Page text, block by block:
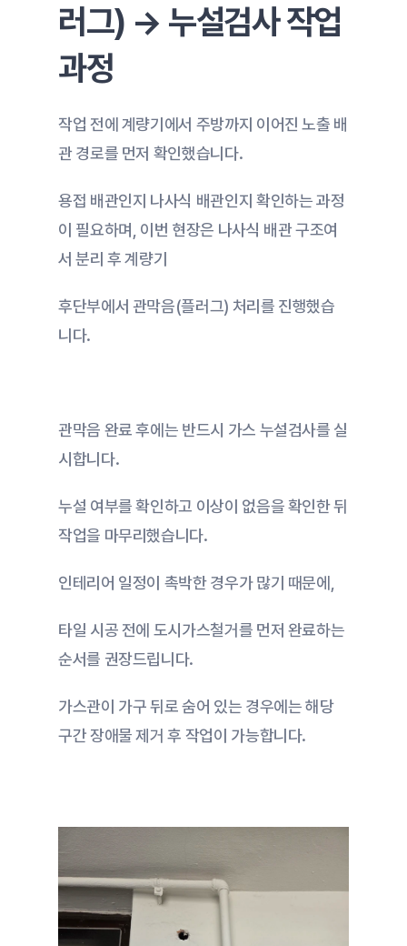
러그) → 누설검사 작업
과정
작업 전에 계량기에서 주방까지 이어진 노출 배
관 경로를 먼저 확인했습니다.
용접 배관인지 나사식 배관인지 확인하는 과정
이 필요하며, 이번 현장은 나사식 배관 구조여
서 분리 후 계량기
후단부에서 관막음(플러그) 처리를 진행했습
니다.
관막음 완료 후에는 반드시 가스 누설검사를 실
시합니다.
누설 여부를 확인하고 이상이 없음을 확인한 뒤
작업을 마무리했습니다.
인테리어 일정이 촉박한 경우가 많기 때문에,
타일 시공 전에 도시가스철거를 먼저 완료하는
순서를 권장드립니다.
가스관이 가구 뒤로 숨어 있는 경우에는 해당
구간 장애물 제거 후 작업이 가능합니다.